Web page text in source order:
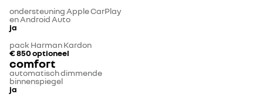
ondersteuning Apple CarPlay
en Android Auto
ja
pack Harman Kardon
€ 850optioneel
comfort
automatisch dimmende
binnenspiegel
ja